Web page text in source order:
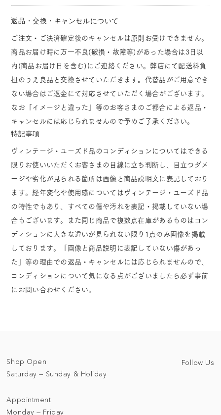
返品・交換・キャンセルについて
ご注文・ご決済確定後のキャンセルは原則お受けできません。
商品お届け時に万一不良(破損・故障等)があった場合は3日以
内(商品お届け日を含む)にご連絡ください。弊店にて配送料負
担のうえ良品と交換させていただきます。代替品がご用意でき
ない場合はご返金にて対応させていただく場合がございます。
なお「イメージと違った」等のお客さまのご都合による返品・
キャンセルには応じられませんので予めご了承ください。
特記事項
ヴィンテージ・ユーズド品のコンディションについてはできる
限りお使いいただくお客さまの目線に立ち判断し、目立つダメ
ージや劣化が見られる箇所は画像と商品説明文に表記しており
ます。経年変化や使用感についてはヴィンテージ・ユーズド品
の特性でもあり、すべての傷や汚れを表記・掲載していない場
合もございます。また同じ商品で複数点在庫があるものはコン
ディションに大きな違いが見られない限り1点のみ画像を掲載
しております。「画像と商品説明に表記していない傷があっ
た」等の理由での返品・キャンセルには応じられませんので、
コンディションについて気になる点がございましたら必ず事前
にお問い合わせください。
Shop Open
Saturday — Sunday & Holiday
Appointment
Monday — Friday
Follow Us